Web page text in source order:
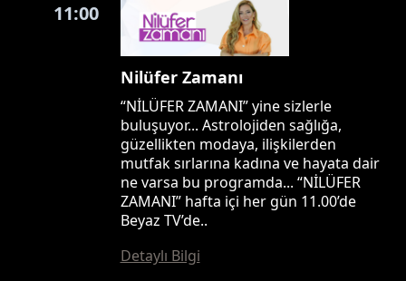
11:00
Nilüfer Zamanı
“NİLÜFER ZAMANI” yine sizlerle
buluşuyor... Astrolojiden sağlığa,
güzellikten modaya, ilişkilerden
mutfak sırlarına kadına ve hayata dair
ne varsa bu programda... “NİLÜFER
ZAMANI” hafta içi her gün 11.00’de
Beyaz TV’de..
Detaylı Bilgi